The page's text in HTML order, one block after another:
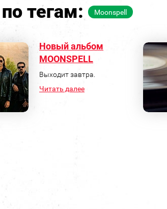
тегам: Moonspell
Новый альбом
MOONSPELL
Выходит завтра.
Читать далее